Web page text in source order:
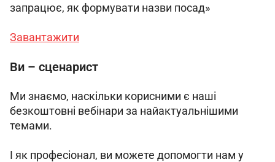
запрацює, як формувати назви посад»
Завантажити
Ви – сценарист
Ми знаємо, наскільки корисними є наші
безкоштовні вебінари за найактуальнішими
темами.
І як професіонал, ви можете допомогти нам у